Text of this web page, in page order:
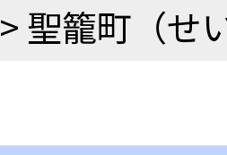
> 聖籠町（せ